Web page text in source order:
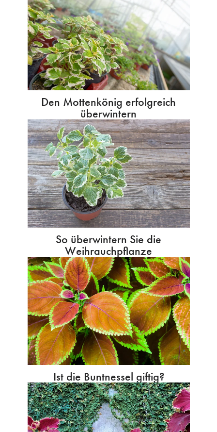
Den Mottenkönig erfolgreich
überwintern
So überwintern Sie die
Weihrauchpflanze
Ist die Buntnessel giftig?